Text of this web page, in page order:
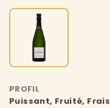
PROFIL
Puissant, Fruité, Frais